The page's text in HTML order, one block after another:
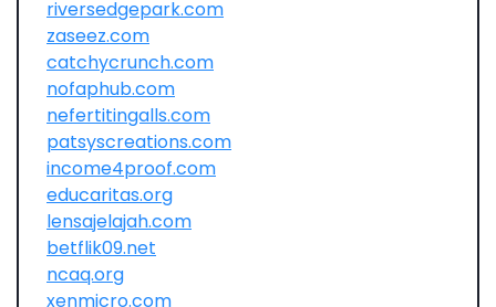
riversedgepark.com
zaseez.com
catchycrunch.com
nofaphub.com
nefertitingalls.com
patsyscreations.com
income4proof.com
educaritas.org
lensajelajah.com
betflik09.net
ncaq.org
xenmicro.com